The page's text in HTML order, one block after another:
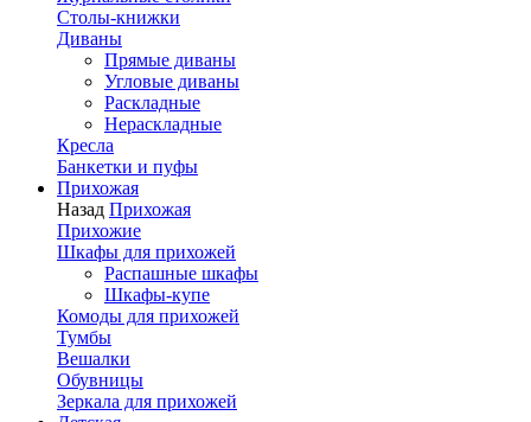
Столы-книжки
Диваны
Прямые диваны
Угловые диваны
Раскладные
Нераскладные
Кресла
Банкетки и пуфы
Прихожая
Назад Прихожая
Прихожие
Шкафы для прихожей
Распашные шкафы
Шкафы-купе
Комоды для прихожей
Тумбы
Вешалки
Обувницы
Зеркала для прихожей